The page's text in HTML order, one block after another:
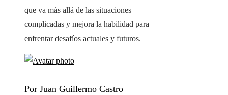
que va más allá de las situaciones
complicadas y mejora la habilidad para
enfrentar desafíos actuales y futuros.
Por Juan Guillermo Castro